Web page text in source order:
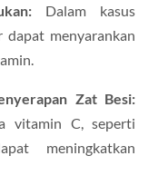
Dalam kasus
dapat menyarankan
Zat Besi:
vitamin C, seperti
meningkatkan